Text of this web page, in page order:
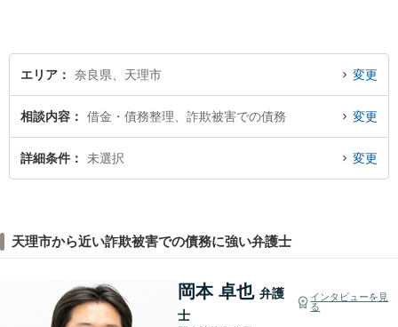
エリア 奈良県、天理市 変更
相談内容 借金・債務整理、詐欺被害での債務 変更
詳細条件 未選択 変更
天理市から近い詐欺被害での債務に強い弁護士
岡本 卓也 弁護
士
インタビューを見
る